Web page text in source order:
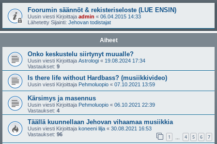
Foorumin säännöt & rekisteriseloste (LUE ENSIN)
Uusin viesti Kirjoittaja admin « 06.04.2015 14:33
Lähetetty Sijainti: Jehovan todistajat
Aiheet
Onko keskustelu siirtynyt muualle?
Uusin viesti Kirjoittaja Astrologi « 19.08.2024 17:34
Vastaukset: 9
Is there life without Hardbass? (musiikkivideo)
Uusin viesti Kirjoittaja Pehmoluopio « 07.10.2021 13:59
Kärsimys ja masennus
Uusin viesti Kirjoittaja Pehmoluopio « 06.10.2021 22:39
Vastaukset: 4
Täällä kuunnellaan Jehovan vihaamaa musiikkia
Uusin viesti Kirjoittaja koneeni lilja « 30.08.2021 16:53
Vastaukset: 96 1 4 5 6 7